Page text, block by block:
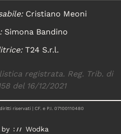
Cristiano Meoni
Simona Bandino
T24 S.r.l.
registrata. Reg. Trib. di
del 16/12/2021
riservati | CF. e P.I. 07100110480
by Wodka